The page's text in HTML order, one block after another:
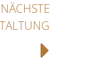
NÄCHSTE